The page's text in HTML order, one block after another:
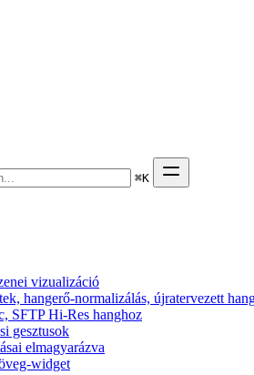
⌘K
vizualizáció
hangerő-normalizálás, újratervezett
SFTP Hi-Res hanghoz
gesztusok
elmagyarázva
widget